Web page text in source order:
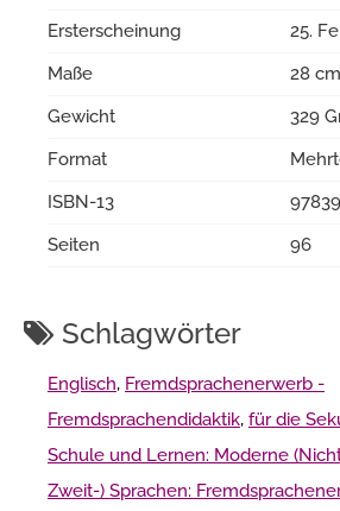
Ersterscheinung
25.
Maße
28
Gewicht
329
Format
ISBN-13
Seiten
96
Schlagwörter
Englisch, Fremdsprachenerwerb -
Fremdsprachendidaktik, für die
Schule und Lernen: Moderne
Zweit-) Sprachen: